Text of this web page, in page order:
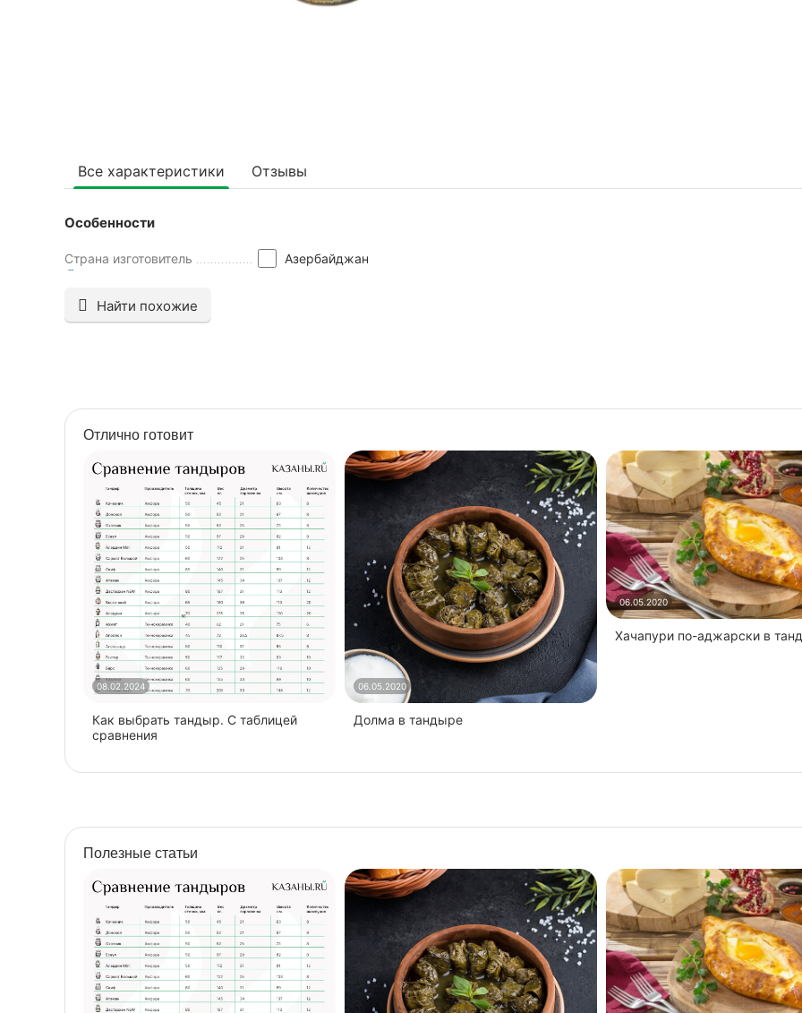
Все характеристики Отзывы
Особенности
Страна изготовитель Азербайджан
Найти похожие
Отлично готовит
08.02.2024
Как выбрать тандыр. С таблицей
сравнения
06.05.2020
​Долма в тандыре
06.05.2020
Хачапури по-аджарски в
Полезные статьи